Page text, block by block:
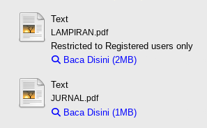
Text
LAMPIRAN.pdf
Restricted to Registered users only
Baca Disini (2MB)
Text
JURNAL.pdf
Baca Disini (1MB)